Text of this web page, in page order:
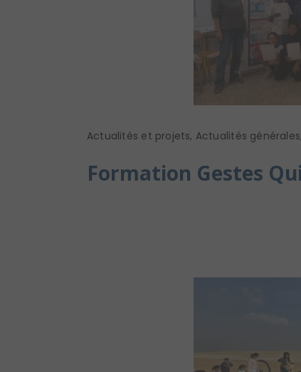
Actualités et projets, Actualités générales,
Formation Gestes